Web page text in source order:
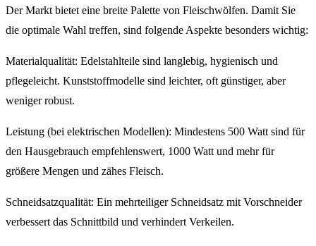
Der Markt bietet eine breite Palette von Fleischwölfen. Damit Sie
die optimale Wahl treffen, sind folgende Aspekte besonders wichtig:
Materialqualität: Edelstahlteile sind langlebig, hygienisch und
pflegeleicht. Kunststoffmodelle sind leichter, oft günstiger, aber
weniger robust.
Leistung (bei elektrischen Modellen): Mindestens 500 Watt sind für
den Hausgebrauch empfehlenswert, 1000 Watt und mehr für
größere Mengen und zähes Fleisch.
Schneidsatzqualität: Ein mehrteiliger Schneidsatz mit Vorschneider
verbessert das Schnittbild und verhindert Verkeilen.